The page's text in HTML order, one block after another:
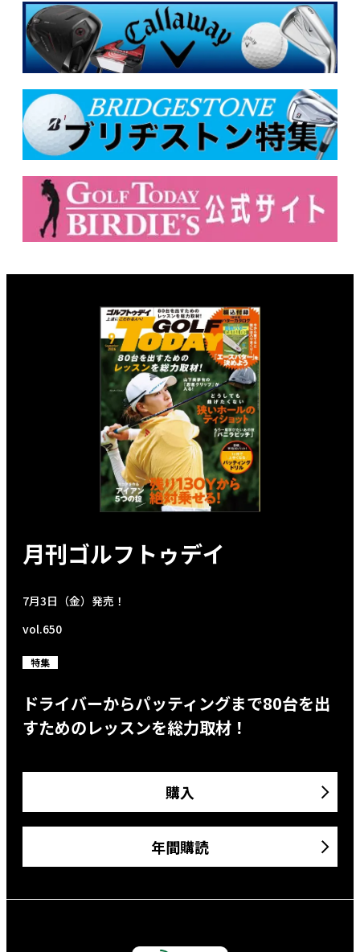
月刊ゴルフトゥデイ
7月3日（金）発売！
vol.650
特集
ドライバーからパッティングまで80台を出
すためのレッスンを総力取材！
購入
年間購読